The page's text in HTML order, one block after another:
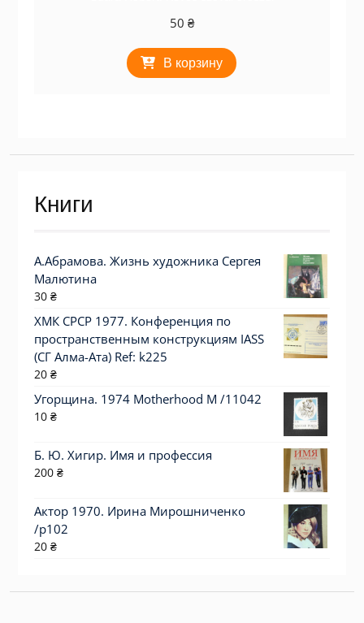
50 ₴
В корзину
Книги
А.Абрамова. Жизнь художника Сергея
Малютина
30 ₴
ХМК СРСР 1977. Конференция по
пространственным конструкциям IASS
(СГ Алма-Ата) Ref: k225
20 ₴
Угорщина. 1974 Motherhood M /11042
10 ₴
Б. Ю. Хигир. Имя и профессия
200 ₴
Актор 1970. Ирина Мирошниченко
/p102
20 ₴